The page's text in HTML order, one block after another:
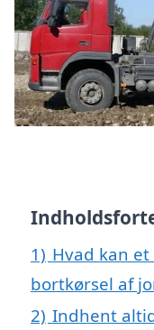
1) Hvad kan
bortkørsel af
2) Indhent